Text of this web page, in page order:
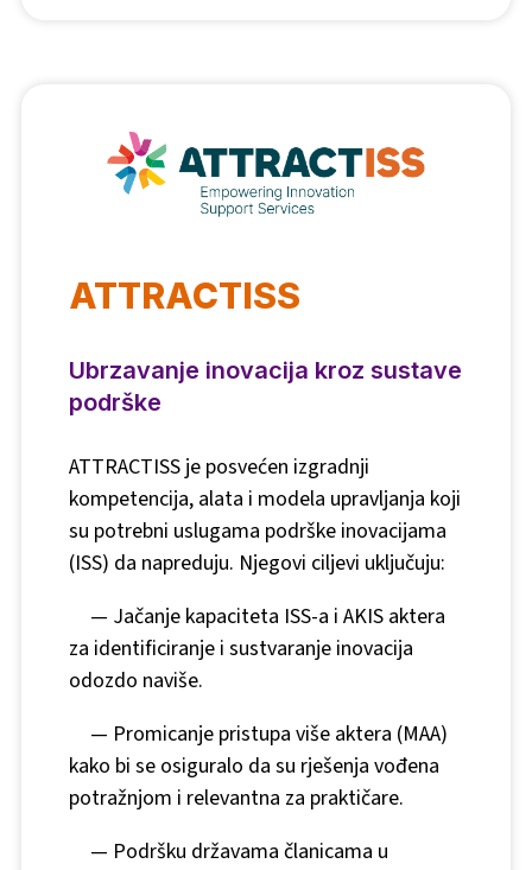
ATTRACTISS
Ubrzavanje inovacija kroz sustave
podrške
ATTRACTISS je posvećen izgradnji
kompetencija, alata i modela upravljanja koji
su potrebni uslugama podrške inovacijama
(ISS) da napreduju. Njegovi ciljevi uključuju:
— Jačanje kapaciteta ISS-a i AKIS aktera
za identificiranje i sustvaranje inovacija
odozdo naviše.
— Promicanje pristupa više aktera (MAA)
kako bi se osiguralo da su rješenja vođena
potražnjom i relevantna za praktičare.
— Podršku državama članicama u